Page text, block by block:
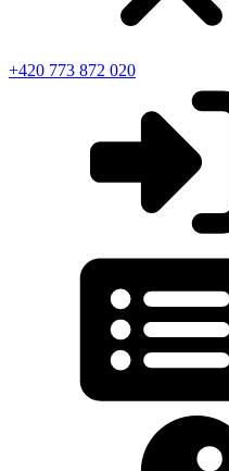
+420 773 872 020